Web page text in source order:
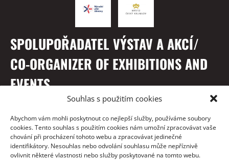
Souhlas s použitím cookies
Abychom vám mohli poskytnout co nejlepší služby, používáme soubory
cookies. Tento souhlas s použitím cookies nám umožní zpracovávat vaše
chování při procházení tohoto webu a zpracovávat jedinečné
identifikátory. Nesouhlas nebo odvolání souhlasu může nepříznivě
ovlivnit některé vlastnosti nebo služby poskytované na tomto webu.
SPOLUPOŘADATEL VÝSTAV A AKCÍ/
CO-ORGANIZER OF EXHIBITIONS AND
EVENTS